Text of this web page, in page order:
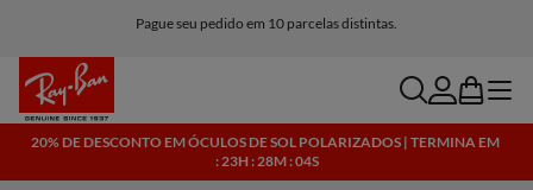
Pague seu pedido em 10 parcelas distintas.
searchaccount
bag menu
20% DE DESCONTO EM ÓCULOS DE SOL POLARIZADOS | TERMINA EM
: 23H : 28M : 04S